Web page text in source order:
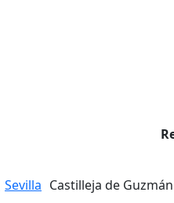
Sevilla Castilleja de Guzmán